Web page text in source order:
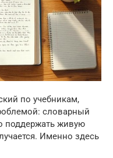
по учебникам,
словарный
поддержать живую
Именно здесь